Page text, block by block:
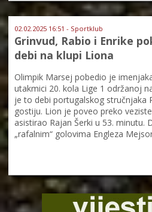
02.02.2025 16:51 - Sportklub
Grinvud, Rabio i Enrike
debi na klupi Liona
Olimpik Marsej pobedio je
utakmici 20. kola Lige 1 održanoj
je to debi portugalskog stručnjaka
gostiju. Lion je poveo preko
asistirao Rajan Šerki u 53. minutu.
„rafalnim“ golovima Engleza